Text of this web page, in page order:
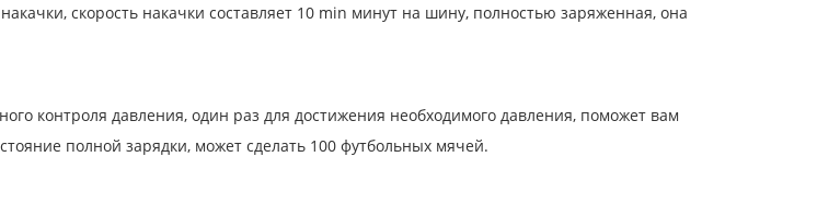
скорость накачки составляет 10 min минут на шину, полностью заряженная, она
контроля давления, один раз для достижения необходимого давления, поможет вам
полной зарядки, может сделать 100 футбольных мячей.